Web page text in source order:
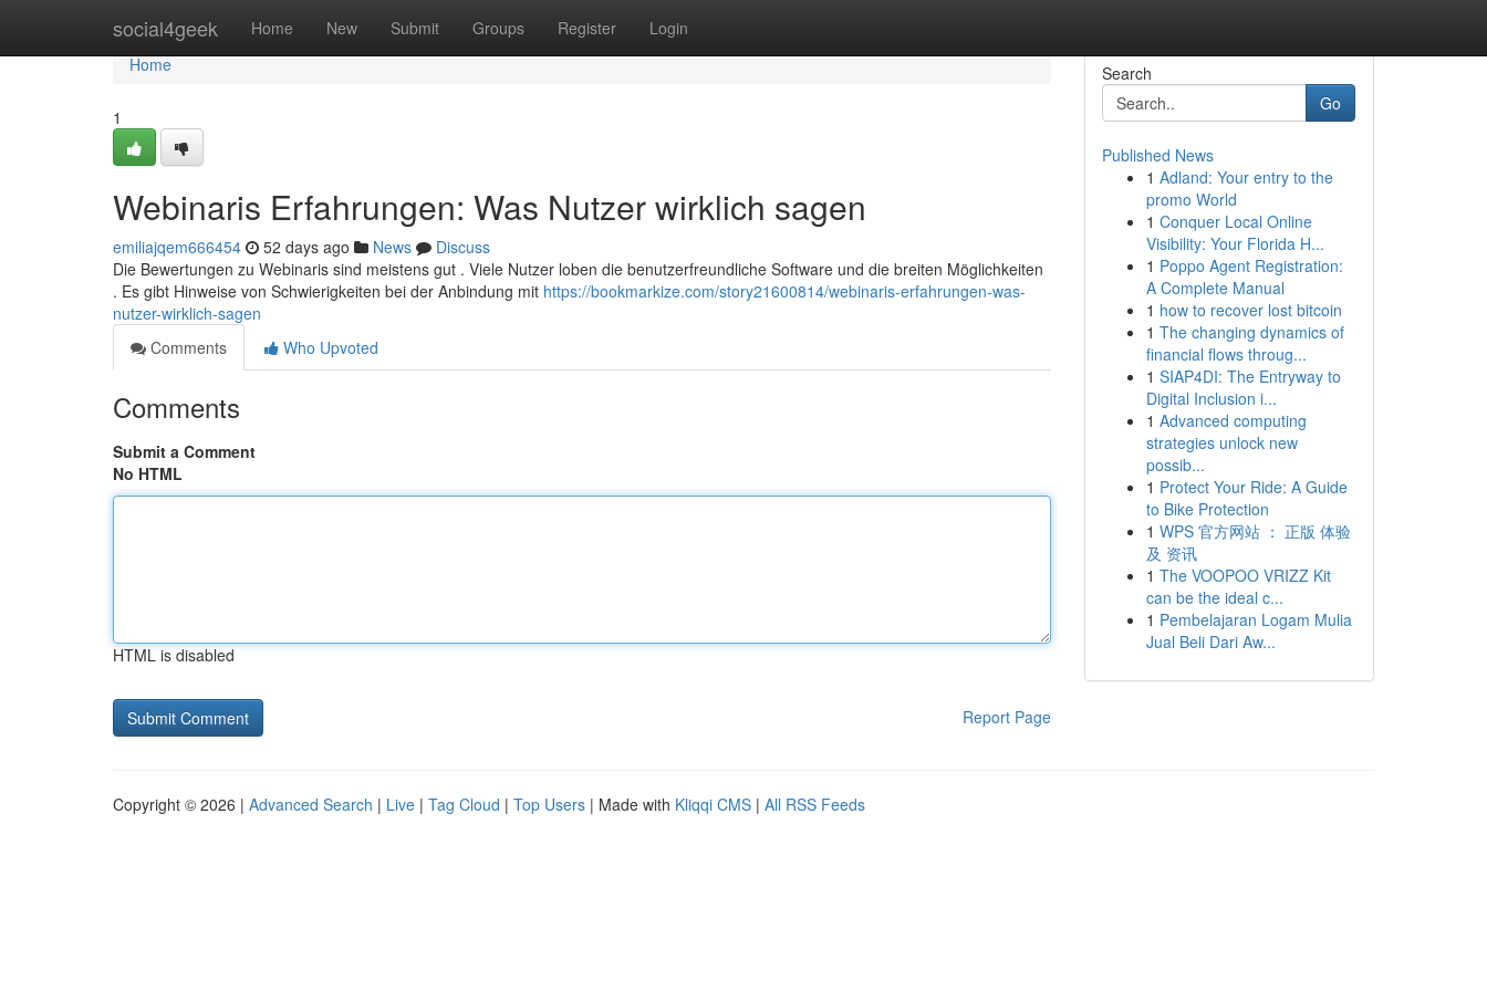
social4geek Home New Submit Groups Register Login
Home
Home
1
Webinaris Erfahrungen: Was Nutzer wirklich sagen
emiliajqem666454 52 days ago News
Discuss
Die Bewertungen zu Webinaris sind meistens gut . Viele Nutzer loben die benutzerfreundliche Software und die breiten Möglichkeiten
. Es gibt Hinweise von Schwierigkeiten bei der Anbindung mit https://bookmarkize.com/story21600814/webinaris-erfahrungen-was-
nutzer-wirklich-sagen
Comments
Who Upvoted
Comments
Submit a Comment
No HTML
HTML is disabled
Report Page
Search
Go
Published News
1 Adland: Your entry to the
promo World
1 Conquer Local Online
Visibility: Your Florida H...
1 Poppo Agent Registration:
A Complete Manual
1 how to recover lost bitcoin
1 The changing dynamics of
financial flows throug...
1 SIAP4DI: The Entryway to
Digital Inclusion i...
1 Advanced computing
strategies unlock new
possib...
1 Protect Your Ride: A Guide
to Bike Protection
1 WPS 官方网站 ： 正版 体验
及 资讯
1 The VOOPOO VRIZZ Kit
can be the ideal c...
1 Pembelajaran Logam Mulia
Jual Beli Dari Aw...
Copyright © 2026 | Advanced Search | Live | Tag Cloud | Top Users | Made with Kliqqi CMS | All RSS Feeds